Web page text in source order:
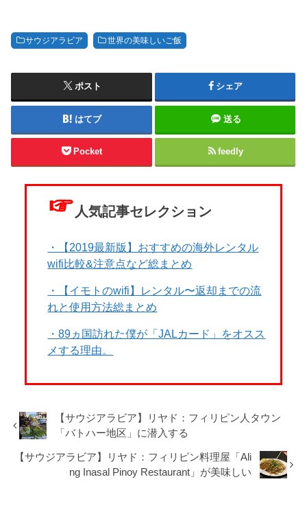
サウジアラビア 世界の美味しいご飯
ポスト シェア
はてブ 送る
Pocket feedly
☞ 人気記事セレクション
・【2019最新版】おすすめの海外レンタル
wifi比較&注意点など総まとめ
・【イモトのwifi】レンタル〜返却までの流
れと使用方法総まとめ
・89ヵ国訪れた僕が「JALカード」をオスス
メする理由。
【サウジアラビア】リヤド：フィリピン人タウン
「バトハー地区」に潜入する
【サウジアラビア】リヤド：フィリピン料理屋「Ali
ng Inasal Pinoy Restaurant」が美味しい